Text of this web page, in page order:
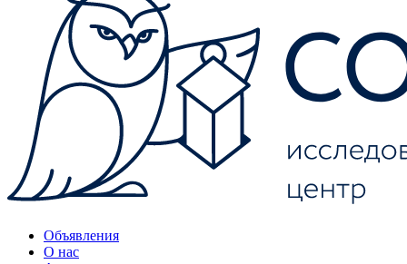
Объявления
О нас